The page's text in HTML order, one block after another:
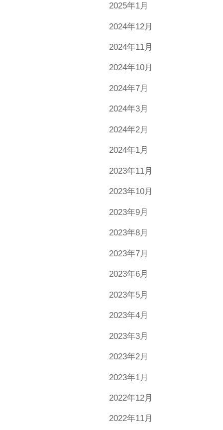
2025年1月
2024年12月
2024年11月
2024年10月
2024年7月
2024年3月
2024年2月
2024年1月
2023年11月
2023年10月
2023年9月
2023年8月
2023年7月
2023年6月
2023年5月
2023年4月
2023年3月
2023年2月
2023年1月
2022年12月
2022年11月